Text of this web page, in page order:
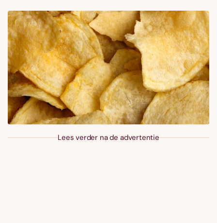
Lees verder na de advertentie